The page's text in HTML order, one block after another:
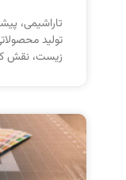
تاراشیمی،
تولید
زیست، نقش